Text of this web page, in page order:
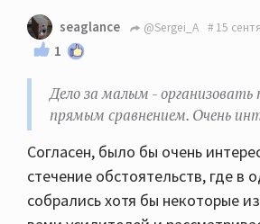
seaglance @Sergei_A 15
1
Дело за малым -
прямым сравнением. Очень
Согласен, было бы очень
стечение обстоятельств, где в
собрались хотя бы некоторые